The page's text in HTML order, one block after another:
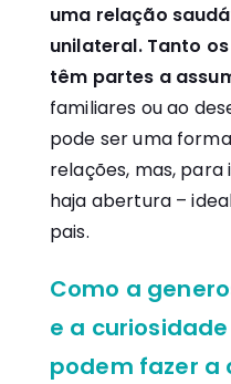
uma relação
unilateral. Tanto
têm partes a
familiares ou ao
pode ser uma
relações, mas, para
haja abertura –
pais.
Como a
e a
podem fazer a